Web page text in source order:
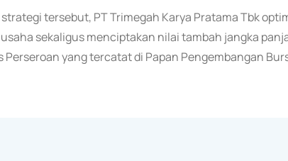
tersebut, PT Trimegah Karya Pratama Tbk
sekaligus menciptakan nilai tambah jangka
yang tercatat di Papan Pengembangan